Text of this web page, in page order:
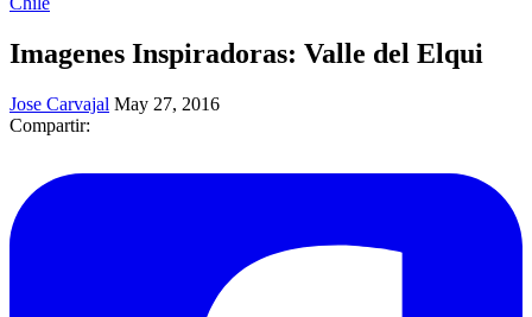
Imagenes Inspiradoras: Valle del Elqui
Jose Carvajal May 27, 2016
Compartir: